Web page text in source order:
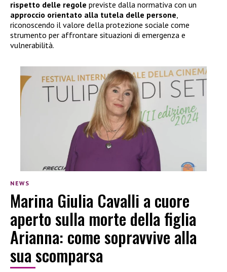
rispetto delle regole previste dalla normativa con un
approccio orientato alla tutela delle persone
riconoscendo il valore della protezione sociale come
strumento per affrontare situazioni di emergenza e
vulnerabilità.
NEWS
Marina Giulia Cavalli a cuore
aperto sulla morte della figlia
Arianna: come sopravvive alla
sua scomparsa